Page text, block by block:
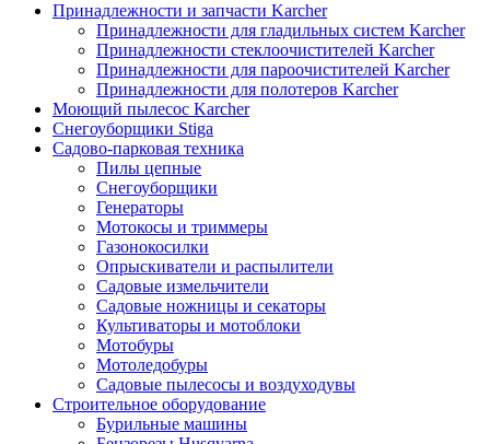
Принадлежности и запчасти Karcher
Принадлежности для гладильных систем Karcher
Принадлежности стеклоочистителей Karcher
Принадлежности для пароочистителей Karcher
Принадлежности для полотеров Karcher
Моющий пылесос Karcher
Снегоуборщики Stiga
Садово-парковая техника
Пилы цепные
Снегоуборщики
Генераторы
Мотокосы и триммеры
Газонокосилки
Опрыскиватели и распылители
Садовые измельчители
Садовые ножницы и секаторы
Культиваторы и мотоблоки
Мотобуры
Мотоледобуры
Садовые пылесосы и воздуходувы
Строительное оборудование
Бурильные машины